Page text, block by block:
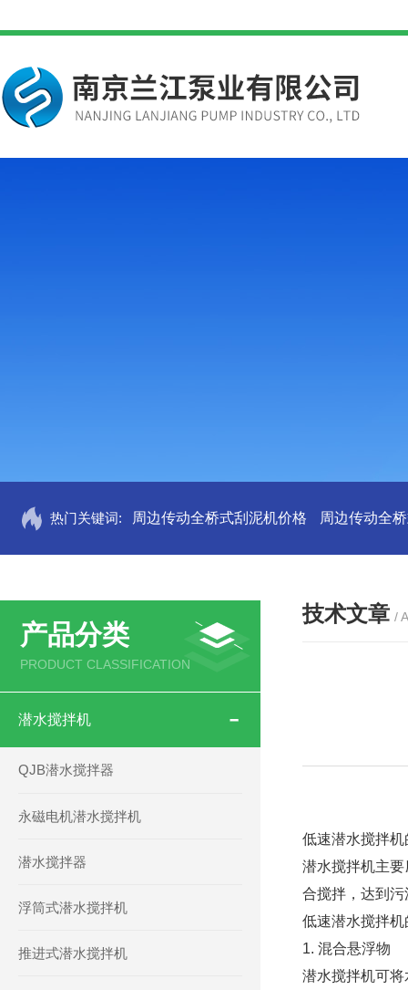
热门关键词: 周边传动全桥式刮泥机价格 周边传动全
产品分类
PRODUCT CLASSIFICATION
潜水搅拌机
QJB潜水搅拌器
永磁电机潜水搅拌机
潜水搅拌器
浮筒式潜水搅拌机
推进式潜水搅拌机
技术文章 /
低速潜水搅拌
潜水搅拌机主
合搅拌，达到
低速潜水搅拌
1. 混合悬浮物
潜水搅拌机可